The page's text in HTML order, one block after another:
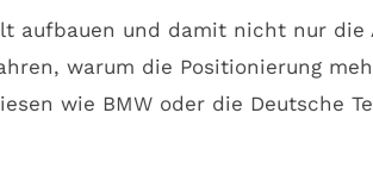
aufbauen und damit nicht nur
warum die Positionierung
wie BMW oder die Deutsche